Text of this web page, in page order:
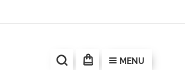
MENU